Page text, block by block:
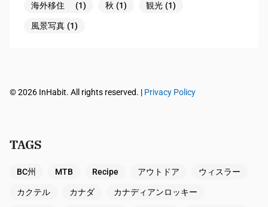
海外移住 (1) 秋 (1) 観光 (1)
風景写真 (1)
© 2026 InHabit. All rights reserved. | Privacy Policy
TAGS
BC州 MTB Recipe アウトドア ウィスラー
カクテル カナダ カナディアンロッキー